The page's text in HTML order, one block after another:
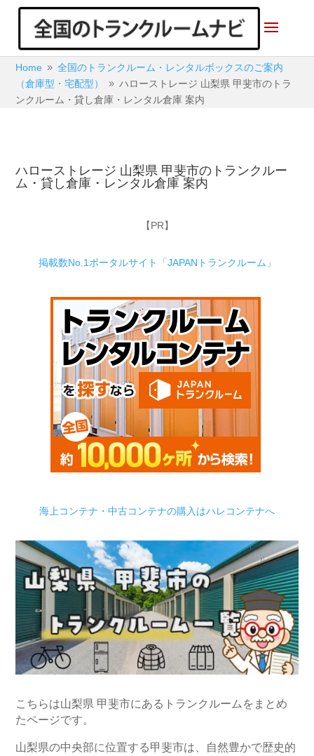
Home 9 全国のトランクルーム・レンタルボックスのご案内
（倉庫型・宅配型）
9 ハローストレージ 山梨県 甲斐市のトラ
ンクルーム・貸し倉庫・レンタル倉庫 案内
ハローストレージ 山梨県 甲斐市のトランクルー
ム・貸し倉庫・レンタル倉庫 案内
【PR】
掲載数No.1ポータルサイト「JAPANトランクルーム」
海上コンテナ・中古コンテナの購入はハレコンテナへ
こちらは山梨県 甲斐市にあるトランクルームをまとめ
たページです。
山梨県の中央部に位置する甲斐市は、自然豊かで歴史的